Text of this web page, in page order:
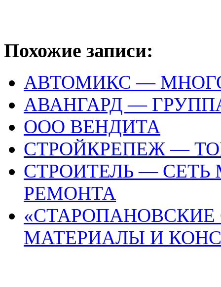
Похожие записи:
АВТОМИКС —
АВАНГАРД —
ООО ВЕНДИТА
СТРОЙКРЕПЕЖ —
СТРОИТЕЛЬ —
РЕМОНТА
МАТЕРИАЛЫ И